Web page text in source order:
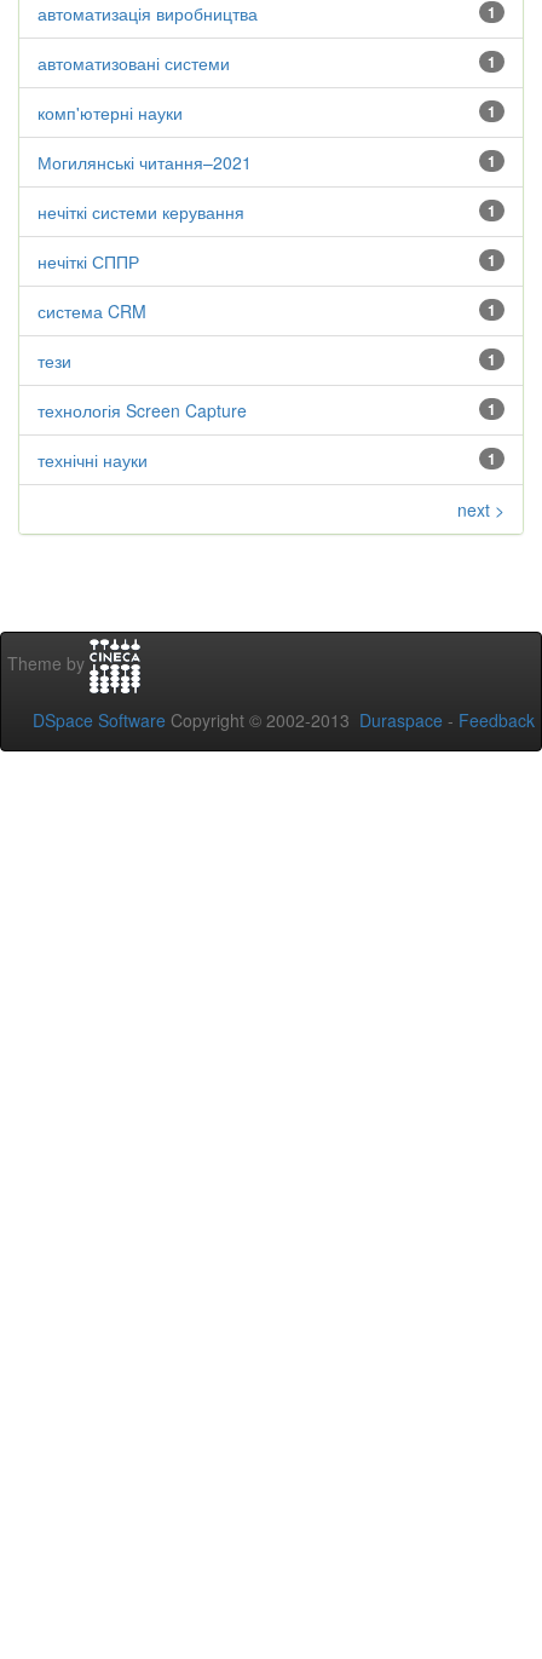
1
автоматизація виробництва
1
автоматизовані системи
1
комп'ютерні науки
1
Могилянські читання–2021
1
нечіткі системи керування
1
нечіткі СППР
1
система CRM
1
тези
1
технологія Screen Capture
1
технічні науки
next >
Theme by
DSpace Software Copyright © 2002-2013 Duraspace - Feedback